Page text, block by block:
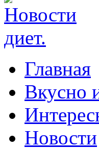
Главная
Вкусно
Новости